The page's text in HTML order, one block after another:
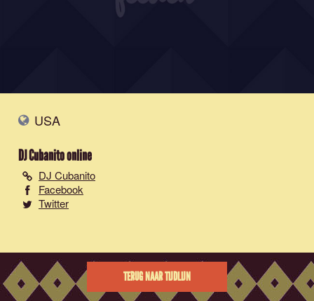
USA
DJ Cubanitoonline
DJ Cubanito
Facebook
Twitter
TERUG NAAR TIJDLIJN